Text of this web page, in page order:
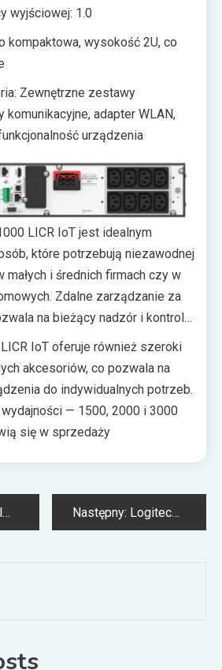
wyjściowej: 1.0
kompaktowa, wysokość 2U, co
Zewnętrzne zestawy
komunikacyjne, adapter WLAN,
urządzenia
LICR IoT jest idealnym
które potrzebują niezawodnej
małych i średnich firmach czy w
Zdalne zarządzanie za
na bieżący nadzór i kontrolę
bez konieczności fizycznej
Dzięki temu użytkownicy
na ewentualne problemy i
przerw w zasilaniu.
IoT oferuje również szeroki
akcesoriów, co pozwala na
do indywidualnych potrzeb.
— 1500, 2000 i 3000
się w sprzedaży
Następny: Logitech wprowadza MX Creative Console – nowatorskie rozwiązanie dla twórców cyfrowych